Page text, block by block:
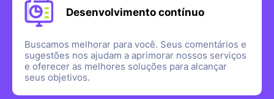
Desenvolvimento contínuo
Buscamos melhorar para você. Seus comentários e
sugestões nos ajudam a aprimorar nossos serviços
e oferecer as melhores soluções para alcançar
seus objetivos.